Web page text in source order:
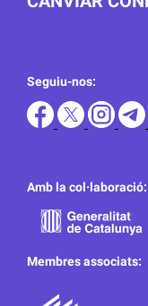
Seguiu-nos:
Amb la col·laboració:
Membres associats: